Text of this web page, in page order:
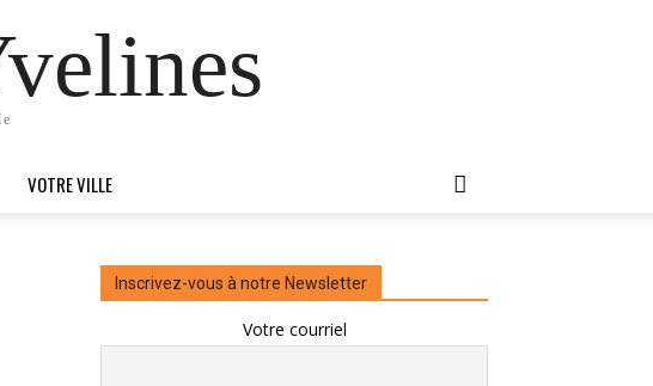
VOTRE VILLE
Inscrivez-vous à notre Newsletter
Votre courriel